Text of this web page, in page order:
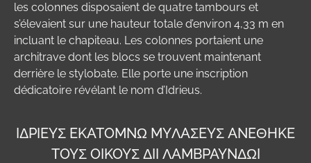
les colonnes disposaient de quatre tambours et
s’élevaient sur une hauteur totale d’environ 4,33 m en
incluant le chapiteau. Les colonnes portaient une
architrave dont les blocs se trouvent maintenant
derrière le stylobate. Elle porte une inscription
dédicatoire révélant le nom d’Idrieus.
IΔPIEYΣ EKATOMNΩ MYΛAΣEYΣ ANEΘHKE
TOYΣ OIKOYΣ ΔII ΛAMBPAYNΔΩI